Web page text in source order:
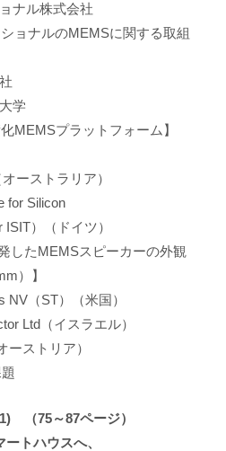
ナル株式会社
ョナルのMEMSに関する取組
学
MEMSプラットフォーム】
ーストラリア）
for Silicon
）（ドイツ）
したMEMSスピーカーの外観
）】
NV（ST）（米国）
Ltd（イスラエル）
ーストリア）
（75～87ページ）
トハウスへ、